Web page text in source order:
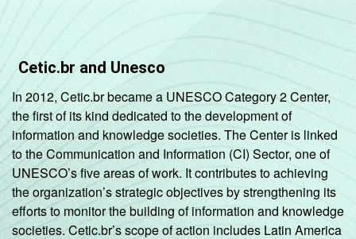
DOMICÍLIO
COM ACESSO
À INTERNET
Sim 1
Não 3
Fonte: Núcleo de Informação e Coordenação
do Ponto BR. (2025). Pesquisa sobre o uso
da Internet por crianças e adolescentes no
Cetic.br and Unesco
In 2012, Cetic.br became a UNESCO Category 2 Center,
the first of its kind dedicated to the development of
information and knowledge societies. The Center is linked
to the Communication and Information (CI) Sector, one of
UNESCO’s five areas of work. It contributes to achieving
the organization’s strategic objectives by strengthening its
efforts to monitor the building of information and knowledge
societies. Cetic.br’s scope of action includes Latin America